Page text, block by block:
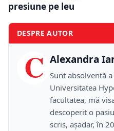
presiune pe leu
DESPRE AUTOR
C Alexandra
Sunt absolventă
Universitatea
facultatea, mă
descoperit o
scris, așadar, în